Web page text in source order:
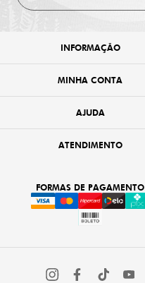
INFORMAÇÃO
MINHA CONTA
AJUDA
ATENDIMENTO
FORMAS DE PAGAMENTO